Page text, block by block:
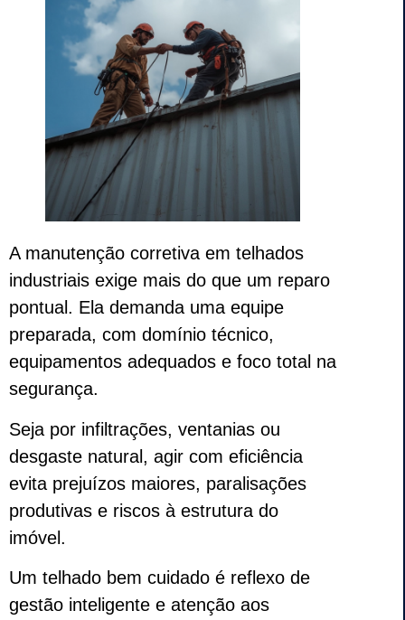
A manutenção corretiva em telhados
industriais exige mais do que um reparo
pontual. Ela demanda uma equipe
preparada, com domínio técnico,
equipamentos adequados e foco total na
segurança.
Seja por infiltrações, ventanias ou
desgaste natural, agir com eficiência
evita prejuízos maiores, paralisações
produtivas e riscos à estrutura do
imóvel.
Um telhado bem cuidado é reflexo de
gestão inteligente e atenção aos